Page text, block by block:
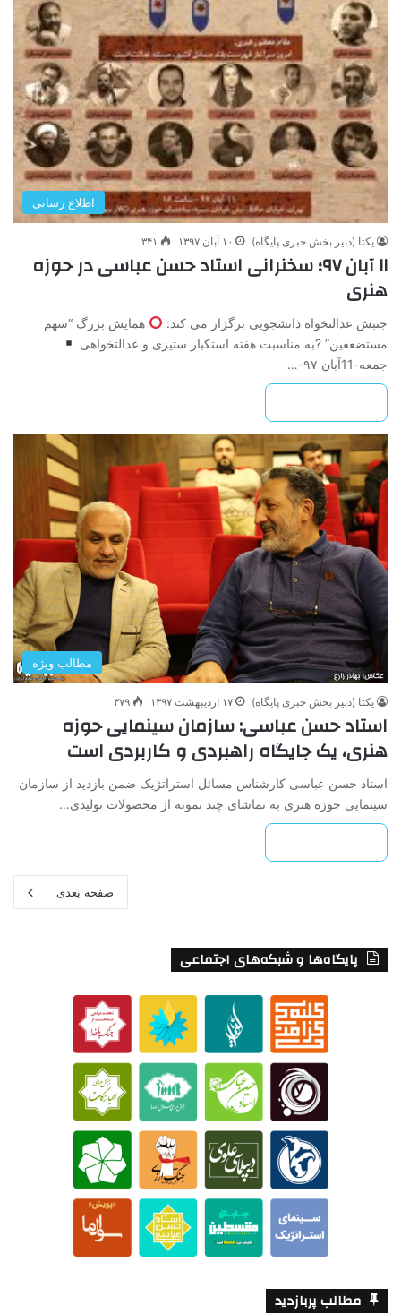
اطلاع رسانی
یکتا (دبیر بخش خبری پایگاه) ۱۰ آبان ۱۳۹۷ ۳۴۱
۱۱ آبان ۹۷؛ سخنرانی استاد حسن عباسی در حوزه
هنری
جنبش عدالتخواه دانشجویی برگزار می کند:
همایش بزرگ “سهم
مستضعفین” ?به مناسبت هفته استکبار ستیزی و عدالتخواهی
جمعه-11آبان ۹۷-…
مطالب ویژه
یکتا (دبیر بخش خبری پایگاه) ۱۷ اردیبهشت ۱۳۹۷ ۳۷۹
استاد حسن عباسی: سازمان سینمایی حوزه
هنری، یک جایگاه راهبردی و کاربردی است
استاد حسن عباسی کارشناس مسائل استراتژیک ضمن بازدید از سازمان
سینمایی حوزه هنری به تماشای چند نمونه از محصولات تولیدی…
صفحه بعدی
پایگاه‌ها و شبکه‌های اجتماعی
مطالب پربازدید